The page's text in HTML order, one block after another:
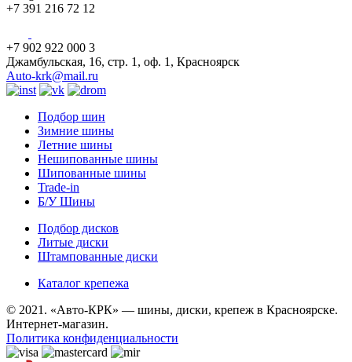
+7 391 216 72 12
+7 902 922 000 3
Джамбульская, 16, стр. 1, оф. 1, Красноярск
Auto-krk@mail.ru
Подбор шин
Зимние шины
Летние шины
Нешипованные шины
Шипованные шины
Trade-in
Б/У Шины
Подбор дисков
Литые диски
Штампованные диски
Каталог крепежа
© 2021. «Авто-КРК» — шины, диски, крепеж в Красноярске.
Интернет-магазин.
Политика конфиденциальности